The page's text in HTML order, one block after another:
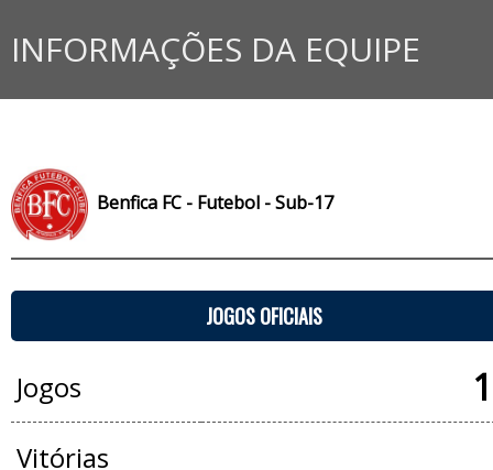
INFORMAÇÕES DA EQUIPE
Benfica FC - Futebol - Sub-17
JOGOS OFICIAIS
Jogos
Vitórias